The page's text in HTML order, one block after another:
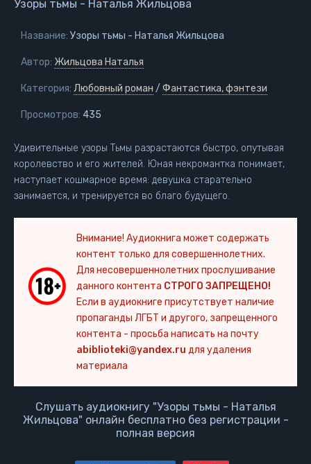
Узоры тьмы - Наталья Жильцова
Название: Узоры тьмы - Наталья Жильцова
Автор: Жильцова Наталья
Категория: Любовный роман / Фантастика, фэнтези
Просмотров: 435
Удивительные узоры Тьмы разрастаются быстро, опутывая
королевство и его жителей. Юная некромантка понимает,
наступает кошмарное время: девушка старательно
занимается, и тренируется во благо будущего.
Внимание! Аудиокнига может содержать
контент только для совершеннолетних.
Для несовершеннолетних прослушивание
данного контента СТРОГО ЗАПРЕЩЕНО!
Если в аудиокниге присутствует наличие
пропаганды ЛГБТ и другого, запрещенного
контента - просьба написать на почту
abiblioteki@yandex.ru для удаления
материала
Слушать аудиокнигу "Узоры тьмы - Наталья
Жильцова" онлайн бесплатно без регистрации -
полная версия